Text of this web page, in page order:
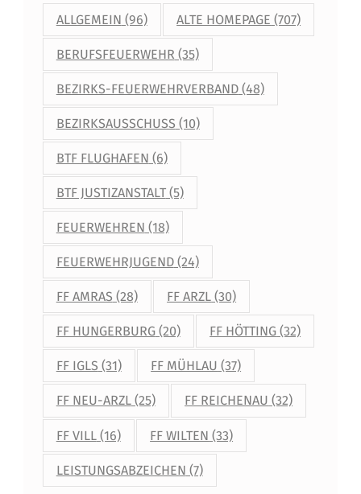
U
T
H
A
G
R
N
E
U
E
R
B
R
A
N
D
ALLGEMEIN (96) ALTE HOMEPAGE (707)
BERUFSFEUERWEHR (35)
BEZIRKS-FEUERWEHRVERBAND(48)
BEZIRKSAUSSCHUSS (10)
BTF FLUGHAFEN (6)
BTF JUSTIZANSTALT(5)
FEUERWEHREN (18)
FEUERWEHRJUGEND(24)
FF AMRAS (28) FF ARZL (30)
FF HUNGERBURG(20) FF HÖTTING (32)
FF IGLS (31) FF MÜHLAU (37)
FF NEU-ARZL(25) FF REICHENAU (32)
FF VILL(16) FF WILTEN (33)
LEISTUNGSABZEICHEN (7)